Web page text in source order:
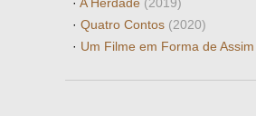
· Quatro Contos (2020)
· Um Filme em Forma de Assim